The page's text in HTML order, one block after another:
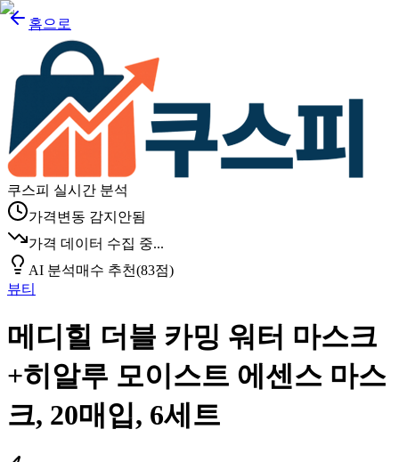
홈으로
쿠스피 실시간 분석
가격변동 감지안됨
가격 데이터 수집 중...
AI 분석매수 추천(83점)
뷰티
메디힐 더블 카밍 워터 마스크
+히알루 모이스트 에센스 마스
크, 20매입, 6세트